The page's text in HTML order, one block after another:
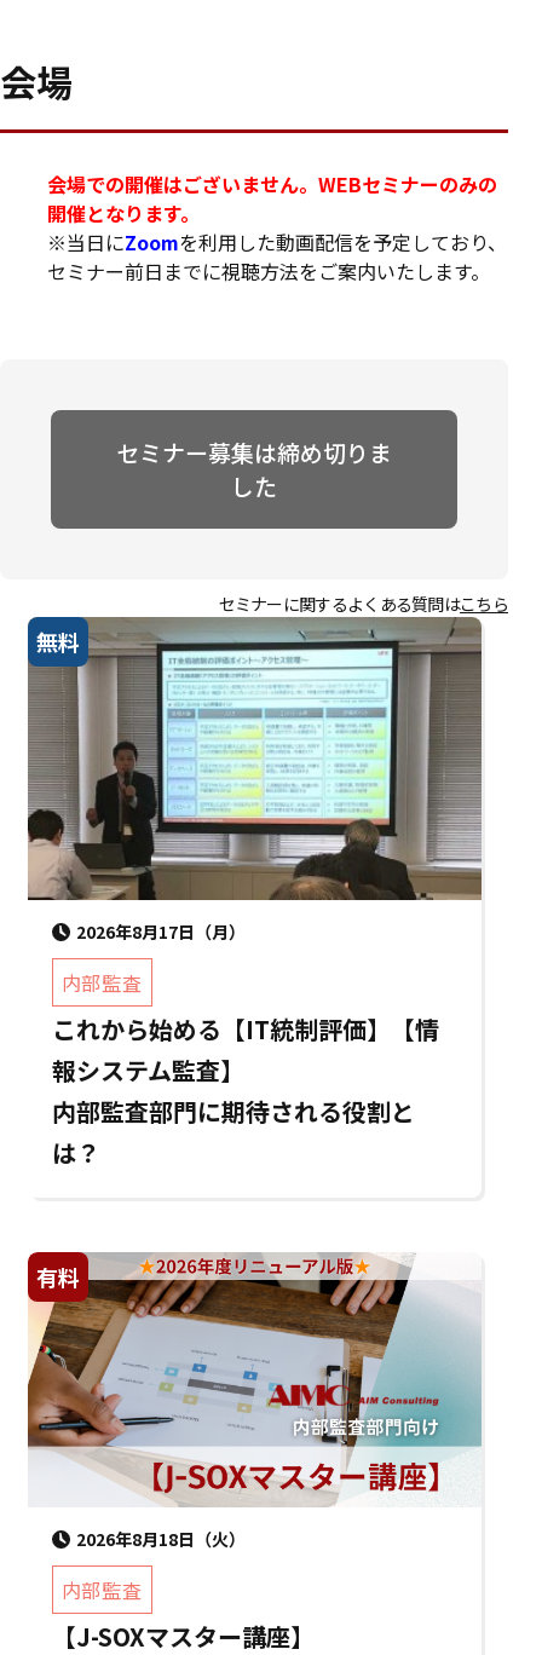
会場
会場での開催はございません。WEBセミナーのみの
開催となります。
※当日にZoomを利用した動画配信を予定しており、
セミナー前日までに視聴方法をご案内いたします。
セミナー募集は締め切りま
した
セミナーに関するよくある質問はこちら
無料
2026年8月17日（月）
内部監査
これから始める【IT統制評価】【情
報システム監査】
内部監査部門に期待される役割と
は？
有料
2026年8月18日（火）
内部監査
【J-SOXマスター講座】